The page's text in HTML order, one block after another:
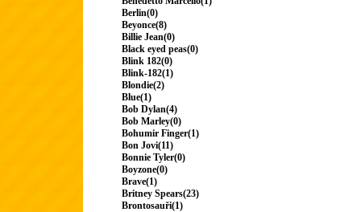
Berlin(0)
Beyonce(8)
Billie Jean(0)
Black eyed peas(0)
Blink 182(0)
Blink-182(1)
Blondie(2)
Blue(1)
Bob Dylan(4)
Bob Marley(0)
Bohumir Finger(1)
Bon Jovi(11)
Bonnie Tyler(0)
Boyzone(0)
Brave(1)
Britney Spears(23)
Brontosauři(1)